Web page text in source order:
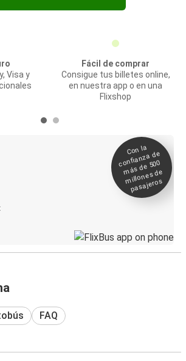
Visa y
Fácil de comprar
Consigue tus billetes online,
en nuestra app o en una
Flixshop
Con la
confianza de
más de 500
millones de
pasajeros
FAQ